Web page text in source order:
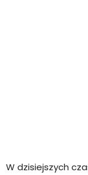
W dzisiejszych